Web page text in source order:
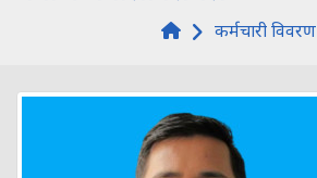
कर्मचारी विवरण